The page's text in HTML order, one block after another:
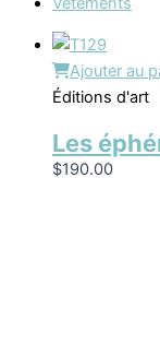
Ajouter au
Éditions d'art
Les
$190.00